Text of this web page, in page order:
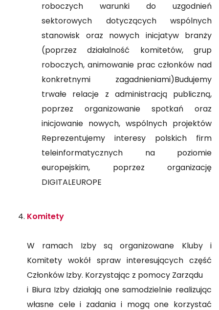
roboczych warunki do uzgodnień
sektorowych dotyczących wspólnych
stanowisk oraz nowych inicjatyw branży
(poprzez działalność komitetów, grup
roboczych, animowanie prac członków nad
konkretnymi zagadnieniami)Budujemy
trwałe relacje z administracją publiczną,
poprzez organizowanie spotkań oraz
inicjowanie nowych, wspólnych projektów
Reprezentujemy interesy polskich firm
teleinformatycznych na poziomie
europejskim, poprzez organizację
DIGITALEUROPE
Komitety
W ramach Izby są organizowane Kluby i
Komitety wokół spraw interesujących część
Członków Izby. Korzystając z pomocy Zarządu
i Biura Izby działają one samodzielnie realizując
własne cele i zadania i mogą one korzystać